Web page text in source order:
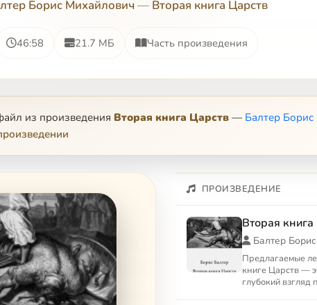
Борис Михайлович— Вторая книга Царств
46:58 21.7 МБ Часть произведения
из произведения Вторая книга Царств — Балтер
ПРОИЗВЕДЕНИЕ
Вторая
Балтер
Предлагаемые
книге Царств —
глубокий взгляд